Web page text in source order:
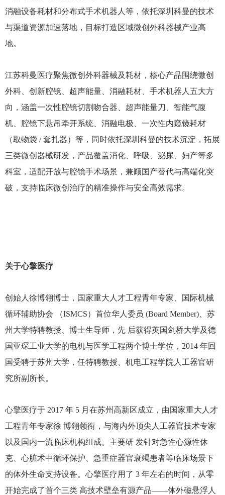
消融设备耗材和分布式手术机器人等，依托深圳科曼的技术
与渠道资源加速落地，目标打造区域微创外科器械产业高
地。
江苏科曼医疗聚焦微创外科器械及耗材，核心产品围绕微创
外科、创新腔镜、超声能量、消融耗材、手术机器人五大方
向，涵盖一次性腔镜切割吻合器、超声能量刀、智能气腹
机、腔镜下悬吊牵开系统、消融电极、一次性内窥镜耗材
（取物袋 / 套扎器）等，同时依托深圳科曼的技术沉淀，拓展
三类微创器械研发，产品覆盖消化、呼吸、泌尿、妇产等多
科室，适配开放与腔镜手术场景，兼顾国产替代与高端化突
破，支持临床微创治疗的精准操作与安全高效需求。
关于心擎医疗
创始人徐博翎博士，国家重大人才工程青年专家、国际机械
循环辅助协会 （ISMCS）首位华人委员 (Board Member)、苏
州大学特聘教授、博士生导师，先 后获得英国剑桥大学及德
国亚琛工业大学的电机与医学工程两个博士学位，2014 年回
国受聘于苏州大学，任特聘教授、机电工程学院人工器官研
究所副所长。
心擎医疗于 2017 年 5 月在苏州高新区成立，由国家重大人才
工程青年专家徐 博翎领衔，与海内外顶尖人工器官技术专家
以及国内一流临床机构组成。主要研 发针对急性心源性休
克、心脏术中循环保护、急重症器官衰竭患者等临床场景下
的体外生命支持设备。心擎医疗用了 3 年左右的时间，从零
开始完成了首个三类 高技术壁垒有源产品——体外磁悬浮人